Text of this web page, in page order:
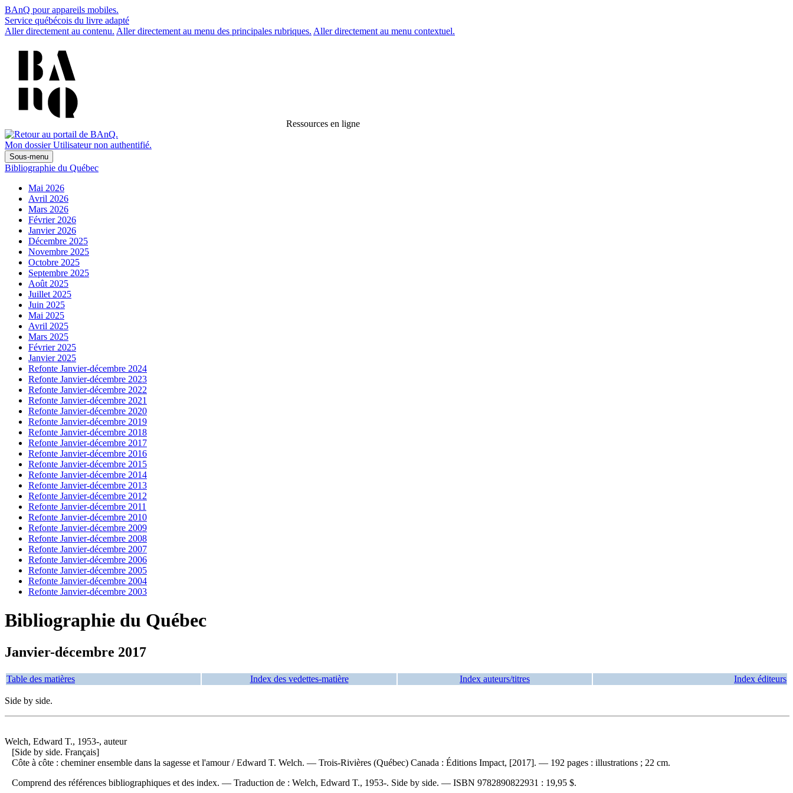
BAnQ pour appareils mobiles.
Service québécois du livre adapté
Aller directement au contenu. Aller directement au menu des principales rubriques. Aller directement au menu contextuel.
Ressources en ligne
Mon dossier Utilisateur non authentifié.
Sous-menu
Bibliographie du Québec
Mai 2026
Avril 2026
Mars 2026
Février 2026
Janvier 2026
Décembre 2025
Novembre 2025
Octobre 2025
Septembre 2025
Août 2025
Juillet 2025
Juin 2025
Mai 2025
Avril 2025
Mars 2025
Février 2025
Janvier 2025
Refonte Janvier-décembre 2024
Refonte Janvier-décembre 2023
Refonte Janvier-décembre 2022
Refonte Janvier-décembre 2021
Refonte Janvier-décembre 2020
Refonte Janvier-décembre 2019
Refonte Janvier-décembre 2018
Refonte Janvier-décembre 2017
Refonte Janvier-décembre 2016
Refonte Janvier-décembre 2015
Refonte Janvier-décembre 2014
Refonte Janvier-décembre 2013
Refonte Janvier-décembre 2012
Refonte Janvier-décembre 2011
Refonte Janvier-décembre 2010
Refonte Janvier-décembre 2009
Refonte Janvier-décembre 2008
Refonte Janvier-décembre 2007
Refonte Janvier-décembre 2006
Refonte Janvier-décembre 2005
Refonte Janvier-décembre 2004
Refonte Janvier-décembre 2003
Bibliographie du Québec
Janvier-décembre 2017
Table des matières Index des vedettes-matière Index auteurs/titres Index éditeurs
Side by side.
Welch, Edward T., 1953-, auteur
[Side by side. Français]
Côte à côte : cheminer ensemble dans la sagesse et l'amour/ Edward T. Welch. — Trois-Rivières (Québec) Canada : Éditions Impact, [2017]. — 192 pages : illustrations ; 22 cm.
Comprend des références bibliographiques et des index. — Traduction de : Welch, Edward T., 1953-. Side by side. — ISBN 9782890822931 : 19,95 $.